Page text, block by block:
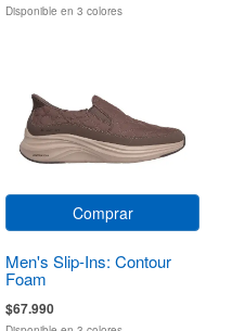
Disponible en 3 colores
Comprar
Men's Slip-Ins: Contour
Foam
$67.990